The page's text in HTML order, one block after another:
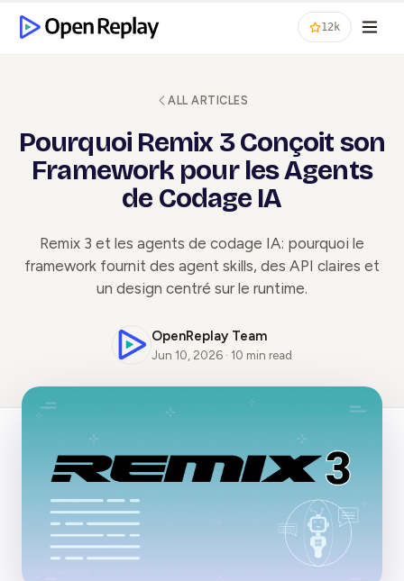
12k
ALL ARTICLES
Pourquoi Remix 3 Conçoit son
Framework pour les Agents
de Codage IA
Remix 3 et les agents de codage IA: pourquoi le
framework fournit des agent skills, des API claires et
un design centré sur le runtime.
OpenReplay Team
Jun 10, 2026 · 10 min read